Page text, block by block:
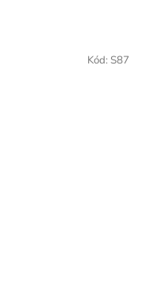
Kód: S87